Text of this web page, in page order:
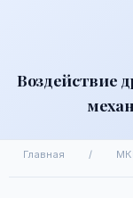
Воздействие
Главная /